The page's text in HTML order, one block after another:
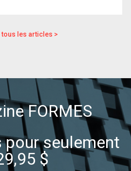
les articles >
FORMES
pour seulement
$